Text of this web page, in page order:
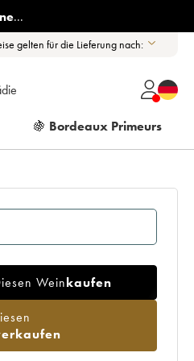
...
gelten für die Lieferung nach:
🍇 Bordeaux Primeurs
Weinkaufen